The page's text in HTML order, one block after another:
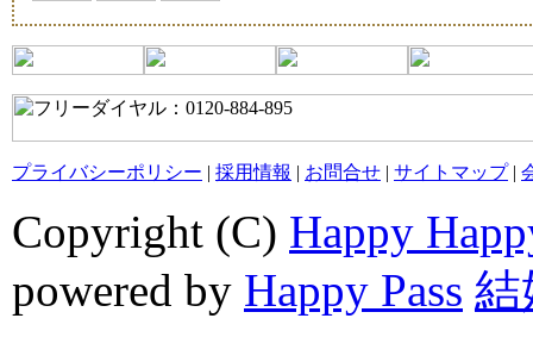
プライバシーポリシー | 採用情報 | お問合せ | サイトマップ|
Copyright (C) Happy
powered by Happy Pass 結